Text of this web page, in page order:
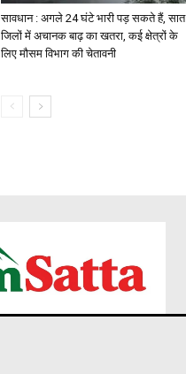
सावधान : अगले 24 घंटे भारी पड़ सकते हैं, सात
जिलों में अचानक बाढ़ का खतरा, कई क्षेत्रों के
लिए मौसम विभाग की चेतावनी